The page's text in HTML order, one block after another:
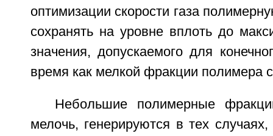
оптимизации скорости газа
сохранять на уровне вплоть до
значения, допускаемого для
время как мелкой фракции полимера
Небольшие полимерные
мелочь, генерируются в тех